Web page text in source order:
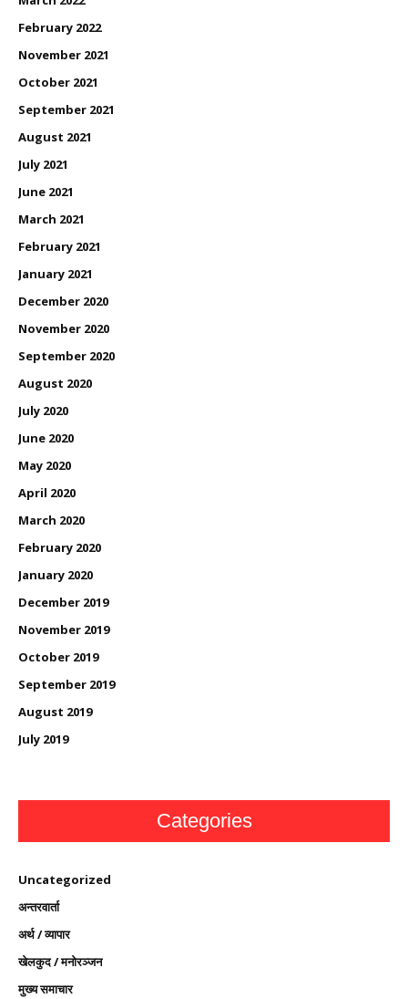
February 2022
November 2021
October 2021
September 2021
August 2021
July 2021
June 2021
March 2021
February 2021
January 2021
December 2020
November 2020
September 2020
August 2020
July 2020
June 2020
May 2020
April 2020
March 2020
February 2020
January 2020
December 2019
November 2019
October 2019
September 2019
August 2019
July 2019
Categories
Uncategorized
अन्तरवार्ता
अर्थ / व्यापार
खेलकुद / मनोरञ्जन
मुख्य समाचार